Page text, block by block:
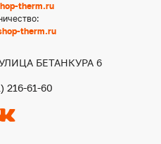
therm.ru
therm.ru
БЕТАНКУРА 6
216-61-60